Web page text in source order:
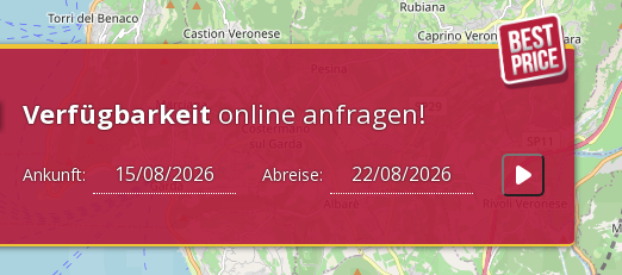
Verfügbarkeit online anfragen!
Ankunft: Abreise: